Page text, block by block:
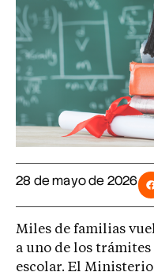
28 de mayo de 2026
Miles de familias
a uno de los
escolar. El